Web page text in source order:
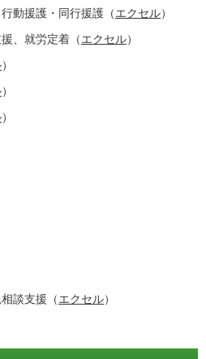
動援護・同行援護（エクセル）
、就労定着（エクセル）
）
）
）
談支援（エクセル）